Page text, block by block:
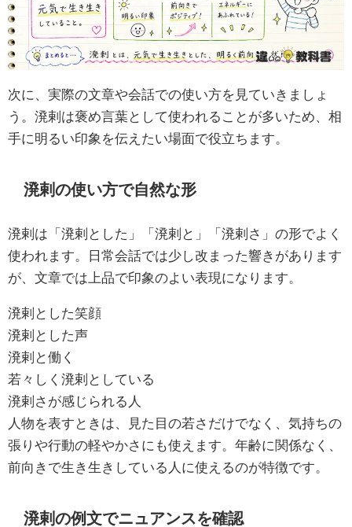
次に、実際の文章や会話での使い方を見ていきましょ
う。溌剌は褒め言葉として使われることが多いため、相
手に明るい印象を伝えたい場面で役立ちます。
溌剌の使い方で自然な形
溌剌は「溌剌とした」「溌剌と」「溌剌さ」の形でよく
使われます。日常会話では少し改まった響きがあります
が、文章では上品で印象のよい表現になります。
溌剌とした笑顔
溌剌とした声
溌剌と働く
若々しく溌剌としている
溌剌さが感じられる人
人物を表すときは、見た目の若さだけでなく、気持ちの
張りや行動の軽やかさにも使えます。年齢に関係なく、
前向きで生き生きしている人に使えるのが特徴です。
溌剌の例文でニュアンスを確認